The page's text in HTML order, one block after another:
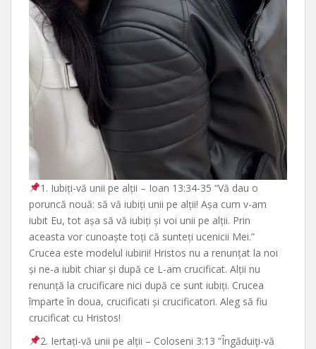
1. Iubiți-vă unii pe alții – Ioan 13:34-35 “Vă dau o
poruncă nouă: să vă iubiți unii pe alții! Așa cum v-am
iubit Eu, tot așa să vă iubiți și voi unii pe alții. Prin
aceasta vor cunoaște toți că sunteți ucenicii Mei.”
Crucea este modelul iubirii! Hristos nu a renunțat la noi
și ne-a iubit chiar și după ce L-am crucificat. Alții nu
renunță la crucificare nici după ce sunt iubiți. Crucea
împarte în doua, crucificati și crucificatori. Aleg să fiu
crucificat cu Hristos!
2. Iertați-vă unii pe alții – Coloseni 3:13 “Îngăduiţi-vă